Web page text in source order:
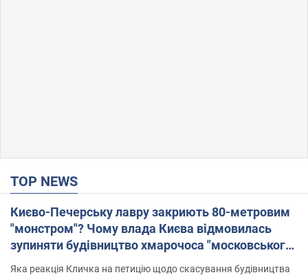
TOP NEWS
Києво-Печерську лавру закриють 80-метровим
"монстром"? Чому влада Києва відмовилась
зупиняти будівництво хмарочоса "московського
вірянина"
Яка реакція Кличка на петицію щодо скасування будівництва